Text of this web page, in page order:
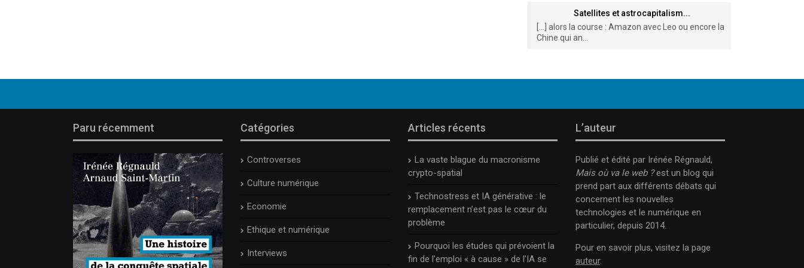
Satellites et astrocapitalism...
[…] alors la course : Amazon avec Leo ou encore la
Chine qui an...
Paru récemment Catégories
Controverses
Culture numérique
Economie
Ethique et numérique
Interviews
Articles récents
La vaste blague du macronisme
crypto-spatial
Technostress et IA générative : le
remplacement n’est pas le cœur du
problème
Pourquoi les études qui prévoient la
fin de l’emploi « à cause » de l’IA se
L’auteur
Publié et édité par Irénée Régnauld,
Mais où va le web ?est un blog qui
prend part aux différents débats qui
concernent les nouvelles
technologies et le numérique en
particulier, depuis 2014.
Pour en savoir plus, visitez la page
auteur.